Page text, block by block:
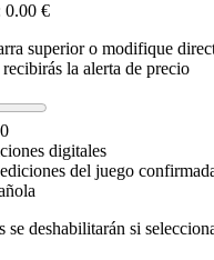
0.00 €
superior o modifique
la alerta de precio
digitales
del juego
se deshabilitarán si